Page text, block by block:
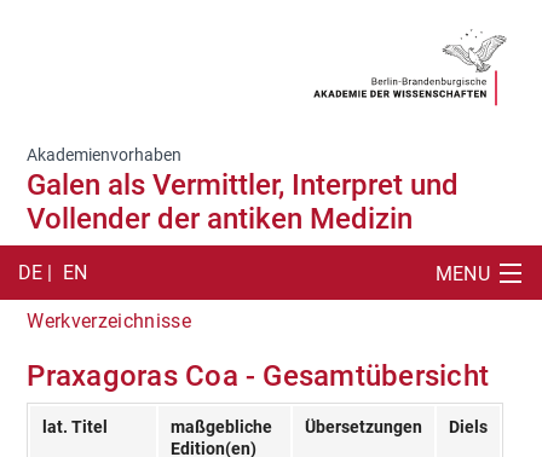
Akademienvorhaben
Galen als Vermittler, Interpret und
Vollender der antiken Medizin
MENU
DE | EN
SUCHE
ARBEITSSTELLE
CORPUS MEDICUM
Werkverzeichnisse
Praxagoras Coa - Gesamtübersicht
lat. Titel
maßgebliche
Edition(en)
Übersetzungen Diels